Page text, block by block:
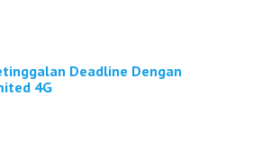
Deadline Dengan
4G